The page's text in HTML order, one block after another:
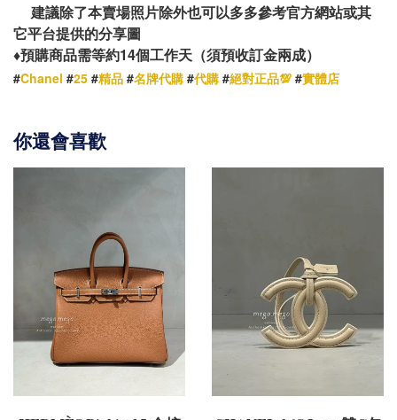
建議除了本賣場照片除外也可以多多參考官方網站或其
它平台提供的分享圖
♦️預購商品需等約14個工作天（須預收訂金兩成）
#Chanel #25 #精品 #名牌代購 #代購 #絕對正品💯 #實體店
你還會喜歡